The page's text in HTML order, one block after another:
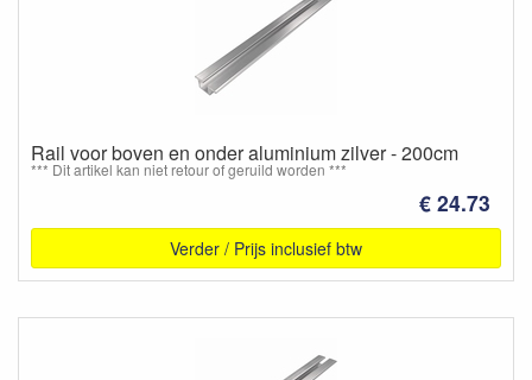
Rail voor boven en onder aluminium zilver - 200cm
*** Dit artikel kan niet retour of geruild worden ***
€ 24.73
Verder / Prijs inclusief btw